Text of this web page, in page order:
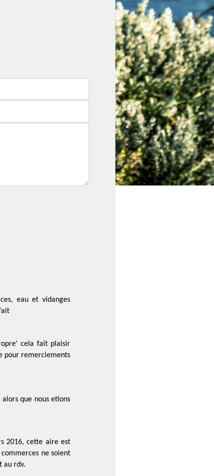
eau et vidanges
cela fait plaisir
pour remerciements
que nous etions
2016, cette aire est
ne soient
au rdv.